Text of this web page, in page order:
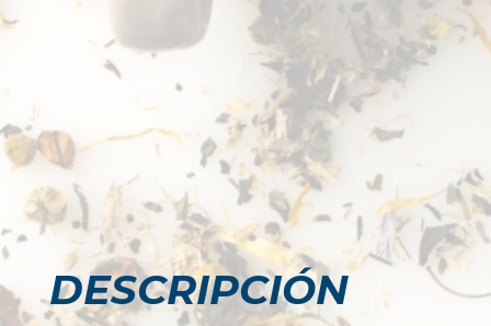
DESCRIPCIÓN